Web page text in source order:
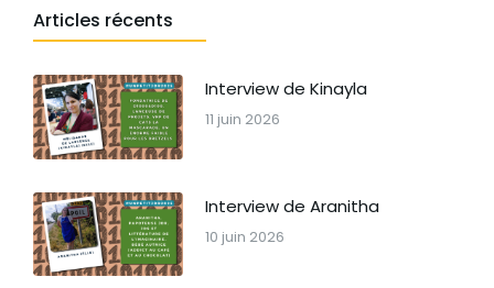
Articles récents
Interview de Kinayla
11 juin 2026
Interview de Aranitha
10 juin 2026